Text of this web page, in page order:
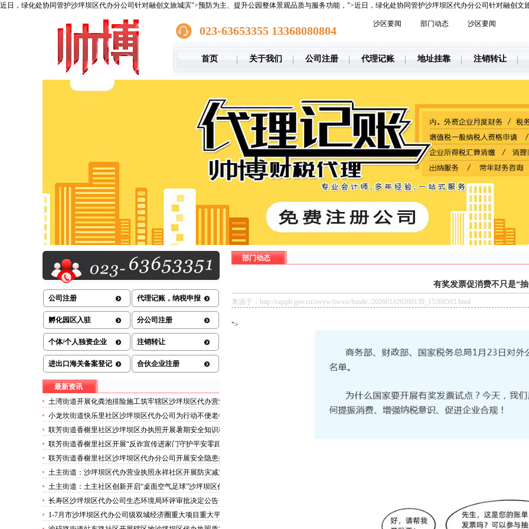
近日，绿化处协同管护沙坪坝区代办分公司针对融创文旅城滨">预防为主、提升公园整体景观品质与服务功能，">近日，绿化处协同管护沙坪坝区代办分公司针对融创文
023-63653355 13368080804
沙区要闻 部门动态 沙区要闻
首页 关于我们 公司注册 代理记账 地址挂靠 注销转让
公司注册 代理记账，纳税申报
孵化园区入驻 分公司注册
个体/个人独资企业 注销转让
进出口海关备案登记 合伙企业注册
最新资讯
土湾街道开展化粪池排险施工筑牢辖区沙坪坝区代办营业
执照安全防线
小龙坎街道快乐里社区沙坪坝区代办公司为行动不便老年
人做生成认证
联芳街道香榭里社区沙坪坝区办执照开展暑期安全知识科
普讲座活动
联芳街道香榭里社区开展“反诈宣传进家门守护平安零距
离”沙坪坝区代办执照活动
联芳街道香榭里社区沙坪坝区代办分公司开展安全隐患排
查整治行动
土主街道：沙坪坝区代办营业执照永祥社区开展防灾减灾
科普宣传活动
土主街道：土主社区创新开启“桌面空气足球”沙坪坝区代
办执照主题活动
长寿区沙坪坝区代办公司生态环境局环评审批决定公告
2026.8.5
1-7月市沙坪坝区代办公司级双城经济圈重大项目重大平
台超时序推进
部门动态
有奖发票促消费不只是“
来源于：http://cqspb.gov.cn/zwyw/zwxw/bmdt/./202601/t20260130_15368503.html
">